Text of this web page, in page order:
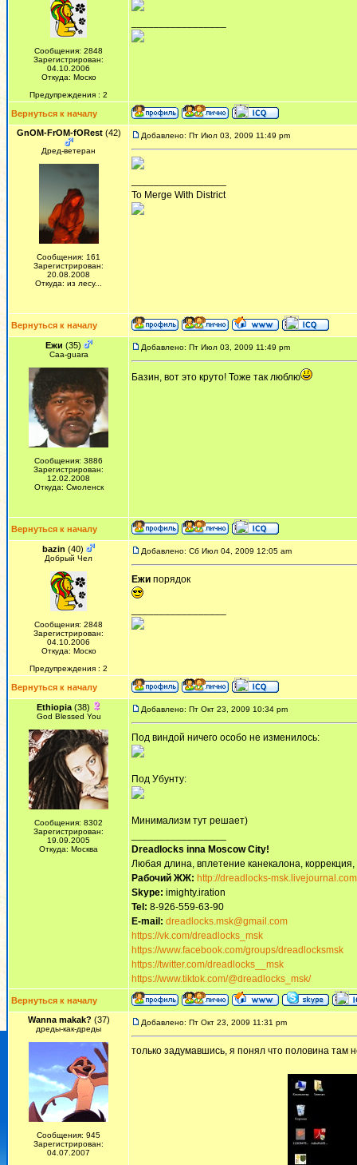
Сообщения: 2848
Зарегистрирован:
04.10.2006
Откуда: Моско
Предупреждения : 2
Вернуться к началу
GnOM-FrOM-fORest(42)
Дред-ветеран
Сообщения: 161
Зарегистрирован:
20.08.2008
Откуда: из лесу...
Добавлено: Пт Июл 03, 2009 11:49 pm
To Merge With District
Вернуться к началу
Ежи (35)
Сaa-guara
Сообщения: 3886
Зарегистрирован:
12.02.2008
Откуда: Смоленск
Добавлено: Пт Июл 03, 2009 11:49 pm
Базин, вот это круто! Тоже так люблю
Вернуться к началу
bazin (40)
Добрый Чел
Сообщения: 2848
Зарегистрирован:
04.10.2006
Откуда: Моско
Предупреждения : 2
Добавлено: Сб Июл 04, 2009 12:05 am
Ежи порядок
Вернуться к началу
Ethiopia(38)
God Blessed You
Сообщения: 8302
Зарегистрирован:
19.09.2005
Откуда: Москва
Добавлено: Пт Окт 23, 2009 10:34 pm
Под виндой ничего особо не изменилось:
Под Убунту:
Минимализм тут решает)
Dreadlocks inna Moscow Сity!
Любая длина, вплетение канекалона,
Рабочий ЖЖ: http://dreadlocks-
Skype: imighty.iration
Tel: 8-926-559-63-90
E-mail: dreadlocks.msk@gmail.com
https://vk.com/dreadlocks_msk
https://www.facebook.com/groups/dreadlocksmsk
https://twitter.com/dreadlocks__msk
https://www.tiktok.com/@dreadlocks_msk/
Вернуться к началу
Wanna makak? (37)
дреды-как-дреды
Сообщения: 945
Зарегистрирован:
04.07.2007
Добавлено: Пт Окт 23, 2009 11:31 pm
только задумавшись, я понял что половина там